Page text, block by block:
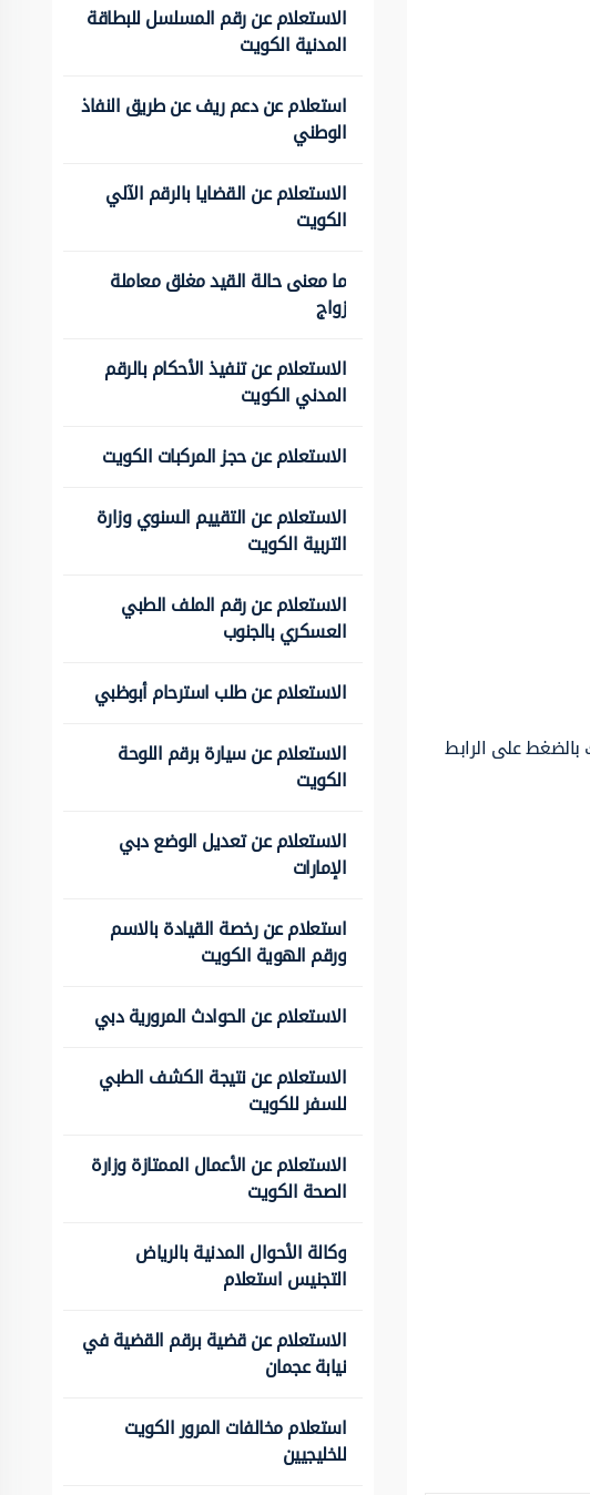
بالضغط على الرابط
الاستعلام عن رقم المسلسل للبطاقة
المدنية الكويت
استعلام عن دعم ريف عن طريق النفاذ
الوطني
الاستعلام عن القضايا بالرقم الآلي
الكويت
ما معنى حالة القيد مغلق معاملة
زواج
الاستعلام عن تنفيذ الأحكام بالرقم
المدني الكويت
الاستعلام عن حجز المركبات الكويت
الاستعلام عن التقييم السنوي وزارة
التربية الكويت
الاستعلام عن رقم الملف الطبي
العسكري بالجنوب
الاستعلام عن طلب استرحام أبوظبي
الاستعلام عن سيارة برقم اللوحة
الكويت
الاستعلام عن تعديل الوضع دبي
الإمارات
استعلام عن رخصة القيادة بالاسم
ورقم الهوية الكويت
الاستعلام عن الحوادث المرورية دبي
الاستعلام عن نتيجة الكشف الطبي
للسفر للكويت
الاستعلام عن الأعمال الممتازة وزارة
الصحة الكويت
وكالة الأحوال المدنية بالرياض
التجنيس استعلام
الاستعلام عن قضية برقم القضية في
نيابة عجمان
استعلام مخالفات المرور الكويت
للخليجيين